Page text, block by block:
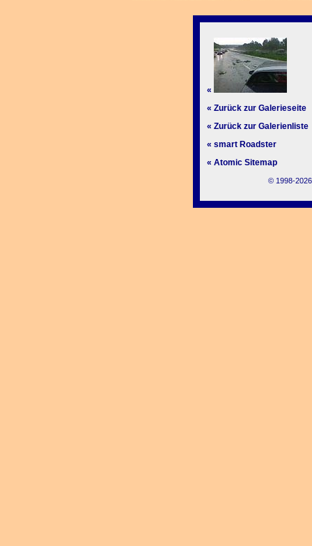
«
« Zurück zur Galerieseite
« Zurück zur Galerienliste
« smart Roadster
« Atomic Sitemap
© 1998-